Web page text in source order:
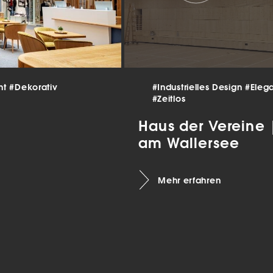
#Dekorativ
#Industrielles Design
#Zeitlos
Haus der
am Wallersee
Mehr erfahren
.